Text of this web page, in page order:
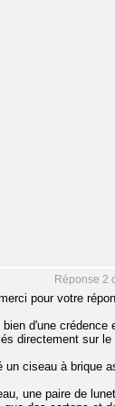
Réponse 2
pour votre
d'une crédence
directement sur
un ciseau à brique
une paire de